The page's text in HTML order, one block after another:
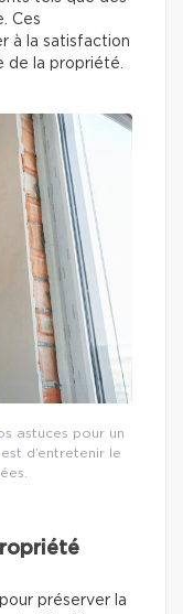
Ces
à la satisfaction
de la propriété.
astuces pour un
d’entretenir le
préserver la